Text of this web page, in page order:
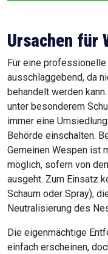
Ursachen für
Für eine
ausschlaggebend, da
behandelt werden
unter besonderem
immer eine
Behörde einschalten.
Gemeinen Wespen ist
möglich, sofern von
ausgeht. Zum Einsatz
Schaum oder Spray),
Neutralisierung des
Die eigenmächtige
einfach erscheinen,